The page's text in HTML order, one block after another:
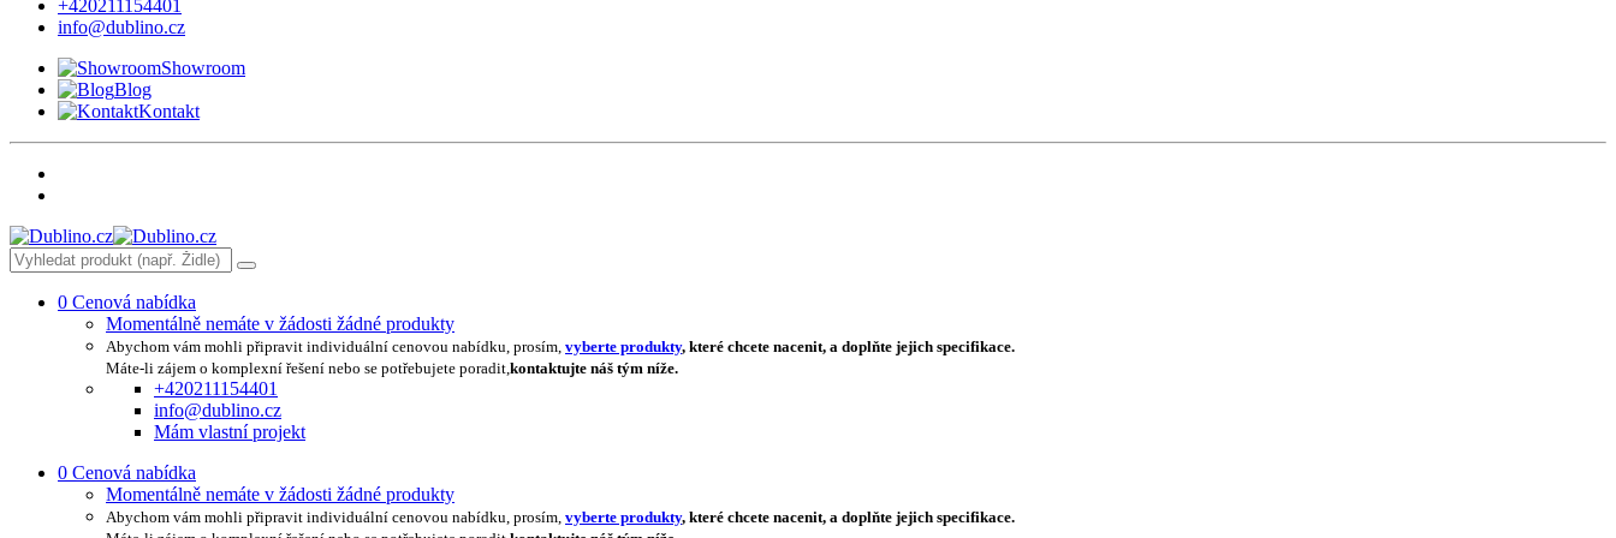
+420211154401
info@dublino.cz
Showroom
Blog
Kontakt
0 Cenová nabídka
Momentálně nemáte v žádosti žádné produkty
Abychom vám mohli připravit individuální cenovou nabídku, prosím, vyberte produkty, které chcete nacenit, a doplňte jejich specifikace.
Máte-li zájem o komplexní řešení nebo se potřebujete poradit,kontaktujte náš tým níže.
+420211154401
info@dublino.cz
Mám vlastní projekt
0 Cenová nabídka
Momentálně nemáte v žádosti žádné produkty
Abychom vám mohli připravit individuální cenovou nabídku, prosím, vyberte produkty, které chcete nacenit, a doplňte jejich specifikace.